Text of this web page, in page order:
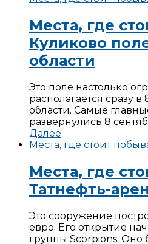
Места, где
Куликово
области
Это поле настолько
располагается сразу
области. Самые
развернулись 8
Далее
Места, где стоит
Места, где
Татнефть-
Это сооружение
евро. Его открытие
группы Scorpions. Оно